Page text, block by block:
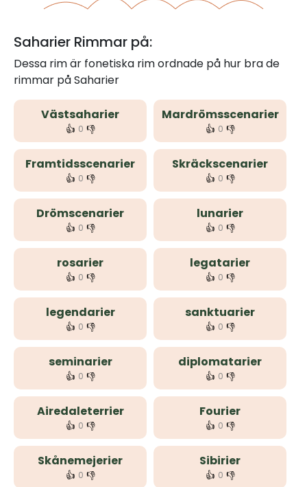
Saharier Rimmar på:
Dessa rim är fonetiska rim ordnade på hur bra de
rimmar på Saharier
Västsaharier
👍 0 👎
Mardrömsscenarier
👍 0 👎
Framtidsscenarier
👍 0 👎
Skräckscenarier
👍 0 👎
Drömscenarier
👍 0 👎
lunarier
👍 0 👎
rosarier
👍 0 👎
legatarier
👍 0 👎
legendarier
👍 0 👎
sanktuarier
👍 0 👎
seminarier
👍 0 👎
diplomatarier
👍 0 👎
Airedaleterrier
👍 0 👎
Fourier
👍 0 👎
Skånemejerier
👍 0 👎
Sibirier
👍 0 👎